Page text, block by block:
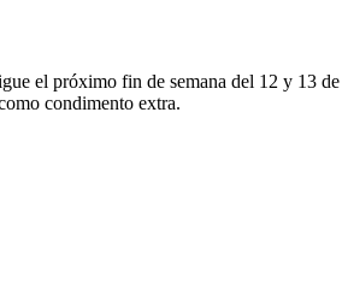
el próximo fin de semana del 12 y 13 de
condimento extra.